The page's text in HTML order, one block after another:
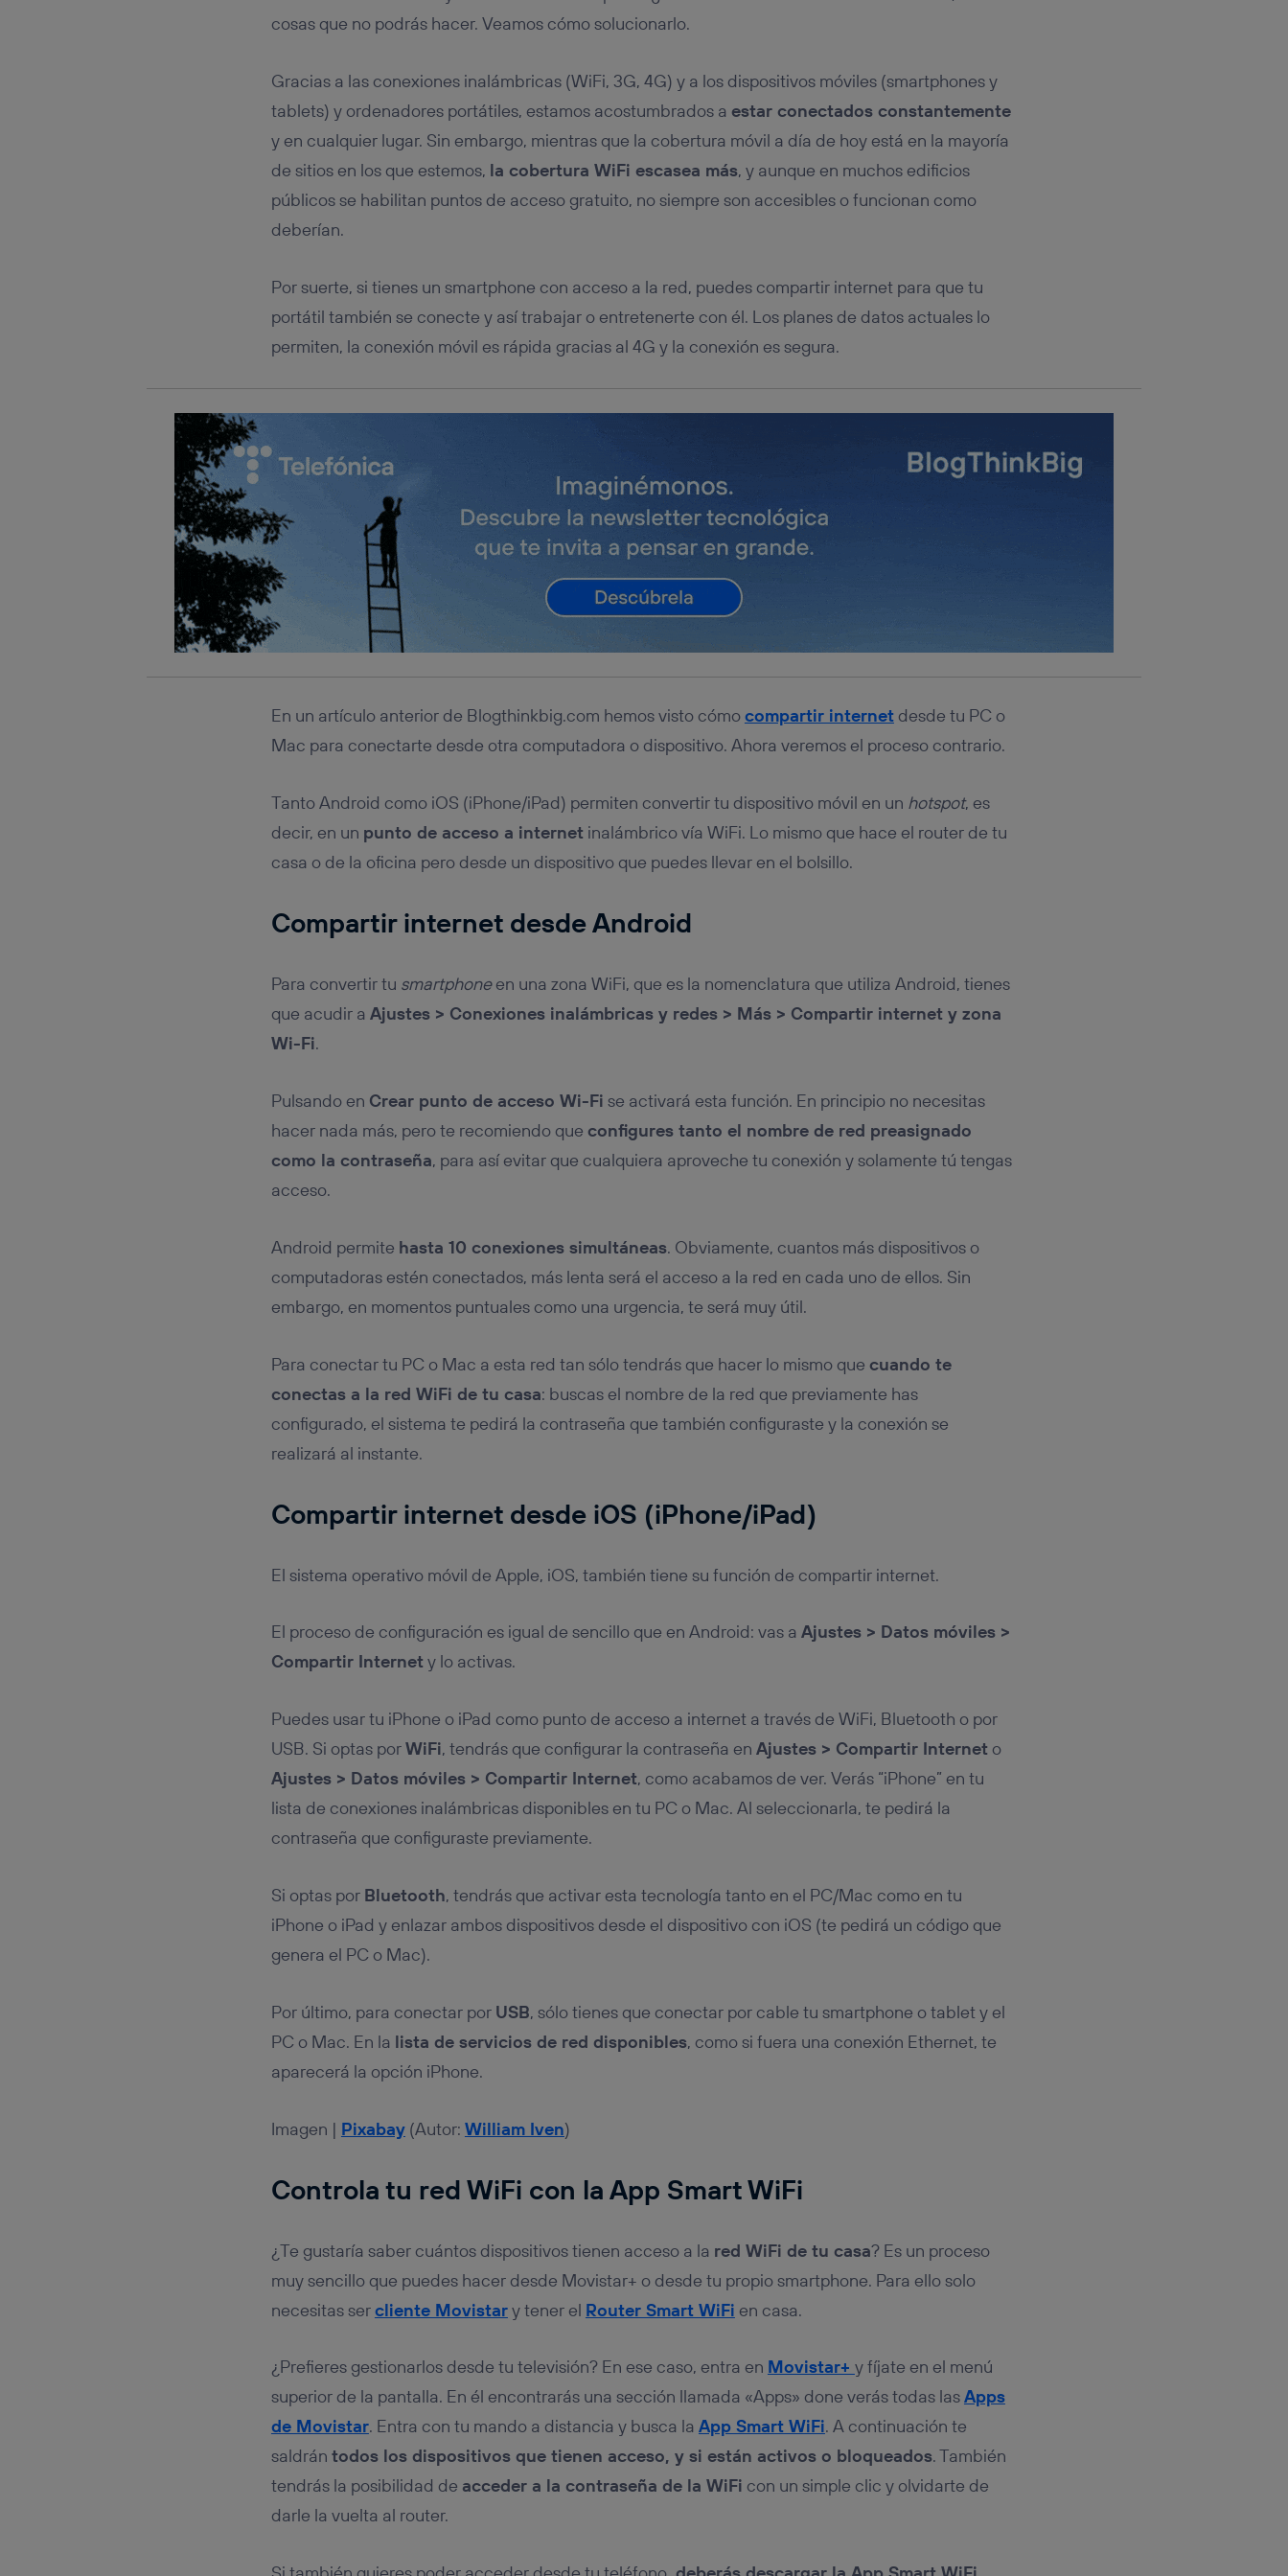
cosas que no podrás hacer. Veamos cómo solucionarlo.
Gracias a las conexiones inalámbricas (WiFi, 3G, 4G) y a los dispositivos móviles (smartphones y
tablets) y ordenadores portátiles, estamos acostumbrados a estar conectados constantemente
y en cualquier lugar. Sin embargo, mientras que la cobertura móvil a día de hoy está en la mayoría
de sitios en los que estemos, la cobertura WiFi escasea más, y aunque en muchos edificios
públicos se habilitan puntos de acceso gratuito, no siempre son accesibles o funcionan como
deberían.
Por suerte, si tienes un smartphone con acceso a la red, puedes compartir internet para que tu
portátil también se conecte y así trabajar o entretenerte con él. Los planes de datos actuales lo
permiten, la conexión móvil es rápida gracias al 4G y la conexión es segura.
En un artículo anterior de Blogthinkbig.com hemos visto cómocompartir internetdesde tu PC o
Mac para conectarte desde otra computadora o dispositivo. Ahora veremos el proceso contrario.
Tanto Android como iOS (iPhone/iPad) permiten convertir tu dispositivo móvil en un hotspot, es
decir, en un punto de acceso a internet inalámbrico vía WiFi. Lo mismo que hace el router de tu
casa o de la oficina pero desde un dispositivo que puedes llevar en el bolsillo.
Compartir internet desde Android
Para convertir tu smartphoneen una zona WiFi, que es la nomenclatura que utiliza Android, tienes
que acudir a Ajustes > Conexiones inalámbricas y redes > Más > Compartir internet y zona
Wi-Fi.
Pulsando en Crear punto de acceso Wi-Fi se activará esta función. En principio no necesitas
hacer nada más, pero te recomiendo que configures tanto el nombre de red preasignado
como la contraseña, para así evitar que cualquiera aproveche tu conexión y solamente tú tengas
acceso.
Android permite hasta 10 conexiones simultáneas. Obviamente, cuantos más dispositivos o
computadoras estén conectados, más lenta será el acceso a la red en cada uno de ellos. Sin
embargo, en momentos puntuales como una urgencia, te será muy útil.
Para conectar tu PC o Mac a esta red tan sólo tendrás que hacer lo mismo que cuando te
conectas a la red WiFi de tu casa: buscas el nombre de la red que previamente has
configurado, el sistema te pedirá la contraseña que también configuraste y la conexión se
realizará al instante.
Compartir internet desde iOS (iPhone/iPad)
El sistema operativo móvil de Apple, iOS, también tiene su función de compartir internet.
El proceso de configuración es igual de sencillo que en Android: vas a Ajustes > Datos móviles >
Compartir Internet y lo activas.
Puedes usar tu iPhone o iPad como punto de acceso a internet a través de WiFi, Bluetooth o por
USB. Si optas porWiFi, tendrás que configurar la contraseña en Ajustes > Compartir Internet o
Ajustes > Datos móviles > Compartir Internet, como acabamos de ver. Verás “iPhone” en tu
lista de conexiones inalámbricas disponibles en tu PC o Mac. Al seleccionarla, te pedirá la
contraseña que configuraste previamente.
Si optas por Bluetooth, tendrás que activar esta tecnología tanto en el PC/Mac como en tu
iPhone o iPad y enlazar ambos dispositivos desde el dispositivo con iOS (te pedirá un código que
genera el PC o Mac).
Por último, para conectar por USB, sólo tienes que conectar por cable tu smartphone o tablet y el
PC o Mac. En la lista de servicios de red disponibles, como si fuera una conexión Ethernet, te
aparecerá la opción iPhone.
Imagen | Pixabay(Autor: William Iven)
Controla tu red WiFi con la App Smart WiFi
¿Te gustaría saber cuántos dispositivos tienen acceso a la red WiFi de tu casa? Es un proceso
muy sencillo que puedes hacer desde Movistar+ o desde tu propio smartphone. Para ello solo
necesitas sercliente Movistary tener el Router Smart WiFi en casa.
¿Prefieres gestionarlos desde tu televisión? En ese caso, entra en Movistar+ y fíjate en el menú
superior de la pantalla. En él encontrarás una sección llamada «Apps» done verás todas lasApps
de Movistar. Entra con tu mando a distancia y busca la App Smart WiFi. A continuación te
saldrán todos los dispositivos que tienen acceso, y si están activos o bloqueados. También
tendrás la posibilidad de acceder a la contraseña de la WiFi con un simple clic y olvidarte de
darle la vuelta al router.
conecte su dispositivo y consienta el uso de la tecnología recibirá el mismo identificador.
Típicamente:
realizará en función de las actividades de navegación de los miembros del hogar que
hayan dado su consentimiento.
únicamente en la navegación del usuario del móvil.
Puedes gestionar los consentimientos Utiq seleccionando “Administrar Utiq” en la parte
inferior de esta página web o visitando el
portal de privacidad de Utiq (“consenthub”)
Para más información, consulta la política de privacidad de Utiq.